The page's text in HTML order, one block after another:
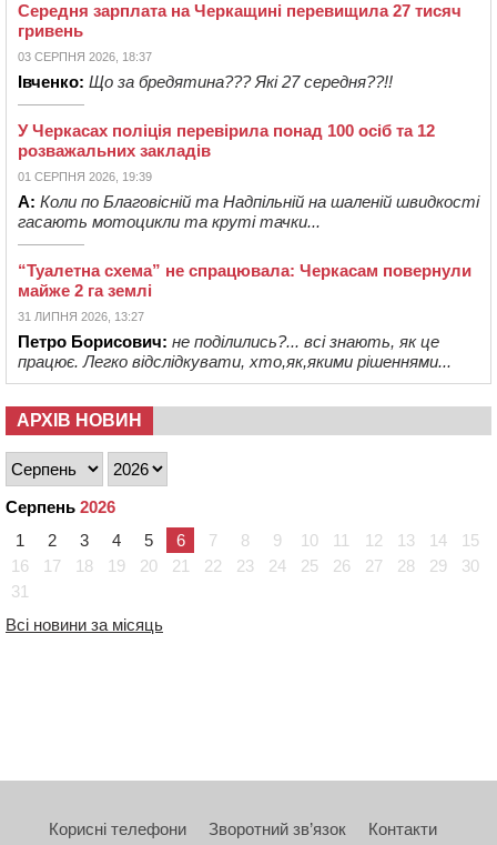
Середня зарплата на Черкащині перевищила 27 тисяч
гривень
03 СЕРПНЯ 2026, 18:37
Івченко: Що за бредятина??? Які 27 середня??!!
У Черкасах поліція перевірила понад 100 осіб та 12
розважальних закладів
01 СЕРПНЯ 2026, 19:39
А: Коли по Благовісній та Надпільній на шаленій швидкості
гасають мотоцикли та круті тачки...
“Туалетна схема” не спрацювала: Черкасам повернули
майже 2 га землі
31 ЛИПНЯ 2026, 13:27
Петро Борисович: не поділились?... всі знають, як це
працює. Легко відслідкувати, хто,як,якими рішеннями...
АРХІВ НОВИН
Серпень 2026
1
2 3 4 5 6 7 8 9 10 11 12 13 14
15
16
17 18 19 20 21 22 23 24 25 26 27 28 29
30
31
Всі новини за місяць
Корисні телефони Зворотний зв’язок Контакти